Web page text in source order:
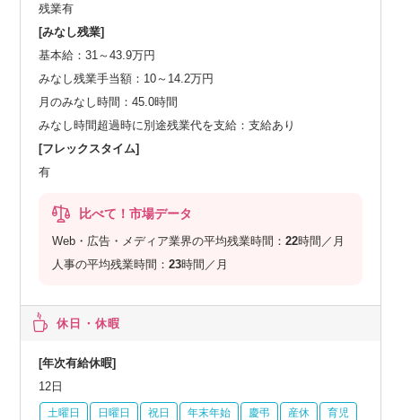
残業有
[みなし残業]
基本給：31～43.9万円
みなし残業手当額：10～14.2万円
月のみなし時間：45.0時間
みなし時間超過時に別途残業代を支給：支給あり
[フレックスタイム]
有
比べて！市場データ
Web・広告・メディア業界の平均残業時間：22時間／月
人事の平均残業時間：23時間／月
休日・休暇
[年次有給休暇]
12日
土曜日 日曜日 祝日 年末年始 慶弔 産休 育児